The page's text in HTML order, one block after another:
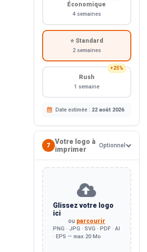
Économique
4 semaines
⭐ Standard
2 semaines
+25%
Rush
1 semaine
Date estimée : 22 août 2026
7
Votre logo à
imprimer
Optionnel
Glissez votre logo
ici
ou parcourir
PNG · JPG · SVG · PDF · AI
· EPS — max 20 Mo